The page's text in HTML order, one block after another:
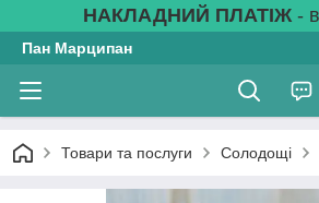
НАКЛАДНИЙ ПЛАТІЖ-
Пан Марципан
Товари та послуги Солодощі